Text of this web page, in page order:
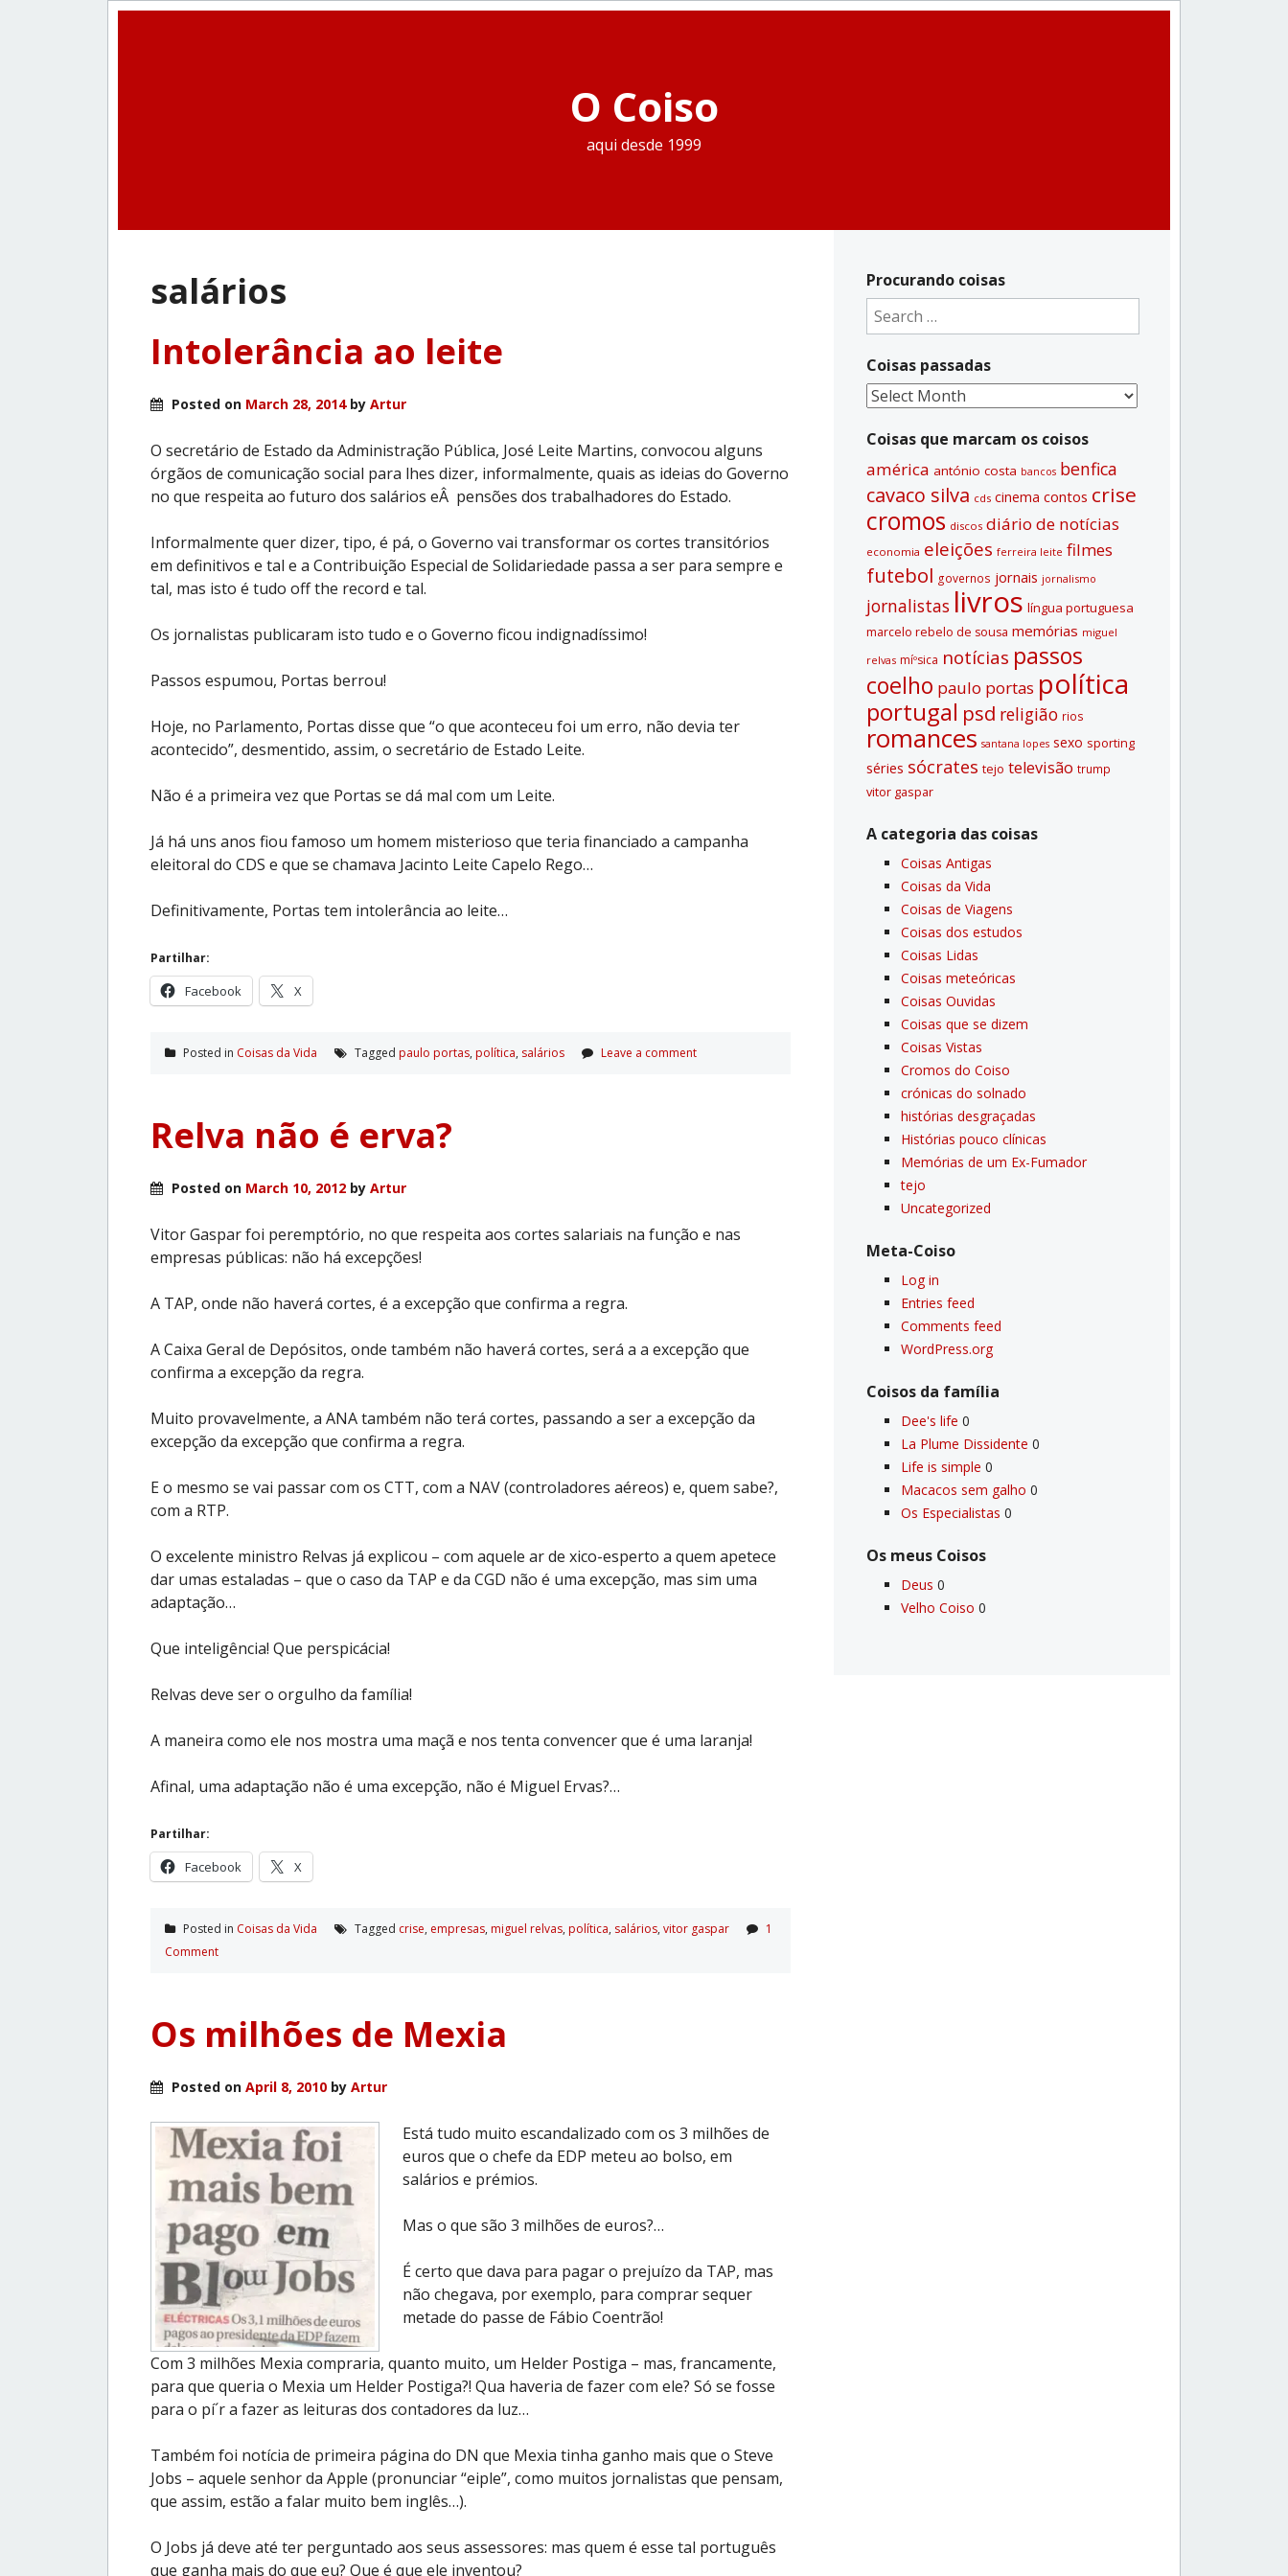
O Coiso
aqui desde 1999
salários
Intolerância ao leite
Posted on March 28, 2014by Artur
O secretário de Estado da Administração Pública, José Leite Martins, convocou alguns
órgãos de comunicação social para lhes dizer, informalmente, quais as ideias do Governo
no que respeita ao futuro dos salários eÂ pensões dos trabalhadores do Estado.
Informalmente quer dizer, tipo, é pá, o Governo vai transformar os cortes transitórios
em definitivos e tal e a Contribuição Especial de Solidariedade passa a ser para sempre e
tal, mas isto é tudo off the record e tal.
Os jornalistas publicaram isto tudo e o Governo ficou indignadíssimo!
Passos espumou, Portas berrou!
Hoje, no Parlamento, Portas disse que “o que aconteceu foi um erro, não devia ter
acontecido”, desmentido, assim, o secretário de Estado Leite.
Não é a primeira vez que Portas se dá mal com um Leite.
Já há uns anos fiou famoso um homem misterioso que teria financiado a campanha
eleitoral do CDS e que se chamava Jacinto Leite Capelo Rego…
Definitivamente, Portas tem intolerância ao leite…
Partilhar:
Facebook X
Posted in Coisas da Vida Tagged paulo portas, polí­tica, salários Leave a comment
Relva não é erva?
Posted on March 10, 2012 by Artur
Vitor Gaspar foi peremptório, no que respeita aos cortes salariais na função e nas
empresas públicas: não há excepções!
A TAP, onde não haverá cortes, é a excepção que confirma a regra.
A Caixa Geral de Depósitos, onde também não haverá cortes, será a a excepção que
confirma a excepção da regra.
Muito provavelmente, a ANA também não terá cortes, passando a ser a excepção da
excepção da excepção que confirma a regra.
E o mesmo se vai passar com os CTT, com a NAV (controladores aéreos) e, quem sabe?,
com a RTP.
O excelente ministro Relvas já explicou – com aquele ar de xico-esperto a quem apetece
dar umas estaladas – que o caso da TAP e da CGD não é uma excepção, mas sim uma
adaptação…
Que inteligência! Que perspicácia!
Relvas deve ser o orgulho da família!
A maneira como ele nos mostra uma maçã e nos tenta convencer que é uma laranja!
Afinal, uma adaptação não é uma excepção, não é Miguel Ervas?…
Partilhar:
Facebook X
Posted in Coisas da Vida Tagged crise, empresas, miguel relvas, polí­tica, salários, vitor gaspar
1
Comment
Os milhões de Mexia
Posted on April 8, 2010 by Artur
Está tudo muito escandalizado com os 3 milhões de
euros que o chefe da EDP meteu ao bolso, em
salários e prémios.
Mas o que são 3 milhões de euros?…
É certo que dava para pagar o prejuízo da TAP, mas
não chegava, por exemplo, para comprar sequer
metade do passe de Fábio Coentrão!
Com 3 milhões Mexia compraria, quanto muito, um Helder Postiga – mas, francamente,
para que queria o Mexia um Helder Postiga?! Qua haveria de fazer com ele? Só se fosse
para o pí´r a fazer as leituras dos contadores da luz…
Também foi notícia de primeira página do DN que Mexia tinha ganho mais que o Steve
Jobs – aquele senhor da Apple (pronunciar “eiple”, como muitos jornalistas que pensam,
que assim, estão a falar muito bem inglês…).
O Jobs já deve até ter perguntado aos seus assessores: mas quem é esse tal português
que ganha mais do que eu? Que é que ele inventou?
Procurando coisas
Search
for:
Coisas passadas
Coisas
Coisas que marcam os coisos
américa antónio costa bancos benfica
cavaco silva cds cinema contos crise
cromos discos diário de notí­cias
economia eleições ferreira leite filmes
futebol governos jornais jornalismo
jornalistas livros lí­ngua portuguesa
marcelo rebelo de sousa memórias miguel
relvas míºsica notí­cias passos
coelho paulo portas polí­tica
portugal psd religião rios
romances santana lopes sexo sporting
séries sócrates tejo televisão trump
vitor gaspar
A categoria das coisas
Coisas Antigas
Coisas da Vida
Coisas de Viagens
Coisas dos estudos
Coisas Lidas
Coisas meteóricas
Coisas Ouvidas
Coisas que se dizem
Coisas Vistas
Cromos do Coiso
crónicas do solnado
histórias desgraçadas
Histórias pouco clí­nicas
Memórias de um Ex-Fumador
tejo
Uncategorized
Meta-Coiso
Log in
Entries feed
Comments feed
WordPress.org
Coisos da famí­lia
Dee's life 0
La Plume Dissidente 0
Life is simple 0
Macacos sem galho 0
Os Especialistas 0
Os meus Coisos
Deus 0
Velho Coiso 0